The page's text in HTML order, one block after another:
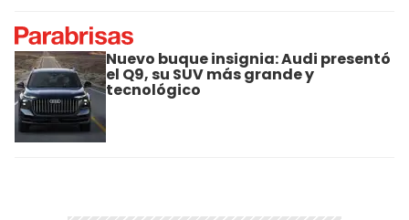
Nuevo buque insignia: Audi presentó
el Q9, su SUV más grande y
tecnológico